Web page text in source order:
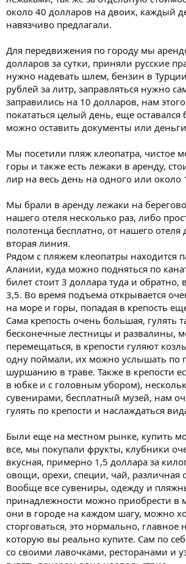
около 40 долларов на двоих, каждый
навязчиво предлагали.
Для передвижения по городу мы
долларов за сутки, приняли русские
нужно надевать шлем, бензин в
рублей за литр, заправляться нужно
заправились на 10 долларов, нам
покататься целый день, еще оставался
можно оставить документы или
Мы посетили пляж клеопатра, чистое
горы и также есть лежаки в аренду,
лир на весь день на одного или около
Мы брали в аренду лежаки на
нашего отеля несколько раз, либо
полотенца бесплатно, от нашего
вторая линия.
Рядом с пляжем клеопатры находится
Алании, куда можно подняться по
билет стоит 3 доллара туда и обратно,
3,5. Во время подъема открывается
на море и горы, попадая в крепость
Сама крепость очень большая, гулять
бесконечные лестницы и развалины,
перемещаться, в крепости гуляют
одну поймали, их можно услышать по
шуршанию в траве. Также в крепости
в юбке и с головным убором),
сувенирами, бесплатный музей, нам
гулять по крепости и наслаждаться
Были еще на местном рынке, купить
все, мы покупали фрукты, клубники
вкусная, примерно 1,5 доллара за
овощи, орехи, специи, чай, различная
Вообще все сувениры, одежду и
принадлежности можно приобрести в
они в городе на каждом шагу, можно
сторговаться, это нормально, главное
которую вы реально купите. Сам по
со своими лавочками, ресторанами и